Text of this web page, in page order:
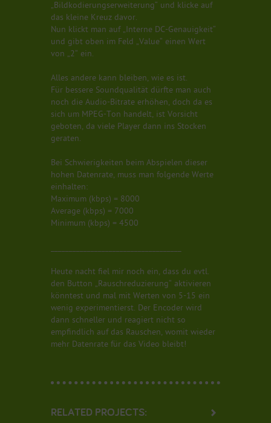
„Bildkodierungserweiterung“ und klicke auf
das kleine Kreuz davor.
Nun klickt man auf „Interne DC-Genauigkeit“
und gibt oben im Feld „Value“ einen Wert
von „2“ ein.
Alles andere kann bleiben, wie es ist.
Für bessere Soundqualität dürfte man auch
noch die Audio-Bitrate erhöhen, doch da es
sich um MPEG-Ton handelt, ist Vorsicht
geboten, da viele Player dann ins Stocken
geraten.
Bei Schwierigkeiten beim Abspielen dieser
hohen Datenrate, muss man folgende Werte
einhalten:
Maximum (kbps) = 8000
Average (kbps) = 7000
Minimum (kbps) = 4500
Heute nacht fiel mir noch ein, dass du evtl.
den Button „Rauschreduzierung“ aktivieren
könntest und mal mit Werten von 5-15 ein
wenig experimentierst. Der Encoder wird
dann schneller und reagiert nicht so
empfindlich auf das Rauschen, womit wieder
mehr Datenrate für das Video bleibt!
RELATED PROJECTS: